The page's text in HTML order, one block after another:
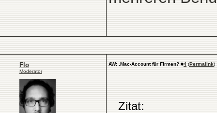
Flo
Moderator
AW: .Mac-Account für Firmen? #4 (Permalink)
Zitat: